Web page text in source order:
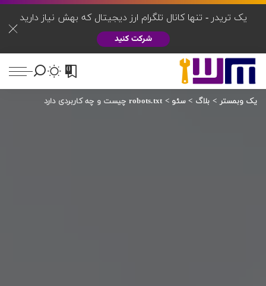
یک تریدر - تنها کانال تلگرام ارز دیجیتال که بهش نیاز دارید
شرکت کنید
0
یک وبمستر > بلاگ > سئو >robots.txt چیست و چه کاربردی دارد